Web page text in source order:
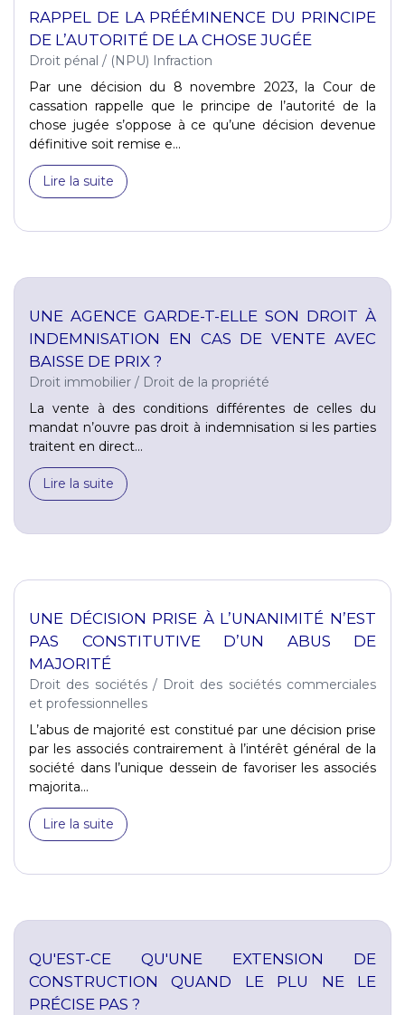
RAPPEL DE LA PRÉÉMINENCE DU PRINCIPE
DE L’AUTORITÉ DE LA CHOSE JUGÉE
Droit pénal / (NPU) Infraction
Par une décision du 8 novembre 2023, la Cour de
cassation rappelle que le principe de l’autorité de la
chose jugée s’oppose à ce qu’une décision devenue
définitive soit remise e...
Lire la suite
UNE AGENCE GARDE-T-ELLE SON DROIT À
INDEMNISATION EN CAS DE VENTE AVEC
BAISSE DE PRIX ?
Droit immobilier / Droit de la propriété
La vente à des conditions différentes de celles du
mandat n’ouvre pas droit à indemnisation si les parties
traitent en direct...
Lire la suite
UNE DÉCISION PRISE À L’UNANIMITÉ N’EST
PAS CONSTITUTIVE D’UN ABUS DE
MAJORITÉ
Droit des sociétés/ Droit des sociétés commerciales
et professionnelles
L’abus de majorité est constitué par une décision prise
par les associés contrairement à l’intérêt général de la
société dans l’unique dessein de favoriser les associés
majorita...
Lire la suite
QU'EST-CE QU'UNE EXTENSION DE
CONSTRUCTION QUAND LE PLU NE LE
PRÉCISE PAS ?